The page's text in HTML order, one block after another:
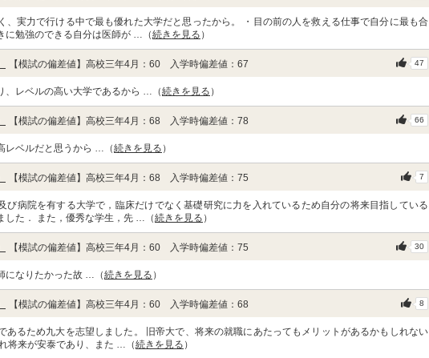
、実力で行ける中で最も優れた大学だと思ったから。 ・目の前の人を救える仕事で自分に最も合
に勉強のできる自分は医師が …（続きを見る ）
【模試の偏差値】高校三年4月：60 入学時偏差値：67 47
、レベルの高い大学であるから …（続きを見る ）
【模試の偏差値】高校三年4月：68 入学時偏差値：78 66
レベルだと思うから …（続きを見る ）
【模試の偏差値】高校三年4月：68 入学時偏差値：75 7
び病院を有する大学で，臨床だけでなく基礎研究に力を入れているため自分の将来目指している
した． また，優秀な学生，先 …（続きを見る ）
【模試の偏差値】高校三年4月：60 入学時偏差値：75 30
になりたかった故 …（続きを見る ）
【模試の偏差値】高校三年4月：60 入学時偏差値：68 8
あるため九大を志望しました。 旧帝大で、将来の就職にあたってもメリットがあるかもしれない
将来が安泰であり、また …（続きを見る ）